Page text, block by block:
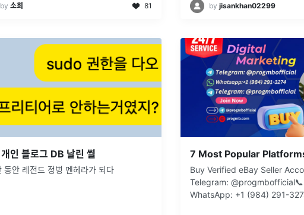
by 소희 81 by jisankhan02299
인 블로그 DB 날린 썰
동안 레전드 정병 멘헤라가 되다
Buy Verified eBay Seller
Telegram:
WhatsApp: +1 (984) 291-